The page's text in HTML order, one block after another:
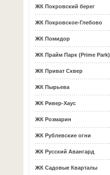
ЖК Покровский берег
ЖК Покровское-Глебово
ЖК Помидор
ЖК Прайм Парк (Prime Park)
ЖК Приват Сквер
ЖК Пырьева
ЖК Ривер-Хаус
ЖК Розмарин
ЖК Рублевские огни
ЖК Русский Авангард
ЖК Садовые Кварталы